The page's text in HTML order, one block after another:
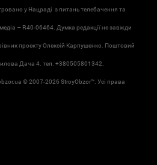
у Нацраді з питань телебачення та
– R40-06464. Думка редакції не завжди
проєкту Олексій Карпушенко. Поштовий
Дача 4. тел. +380505801342.
© 2007-2026 StroyObzor™. Усі права